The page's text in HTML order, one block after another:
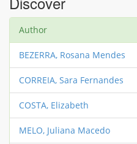
Author
BEZERRA, Rosana Mendes
CORREIA, Sara Fernandes
COSTA, Elizabeth
MELO, Juliana Macedo